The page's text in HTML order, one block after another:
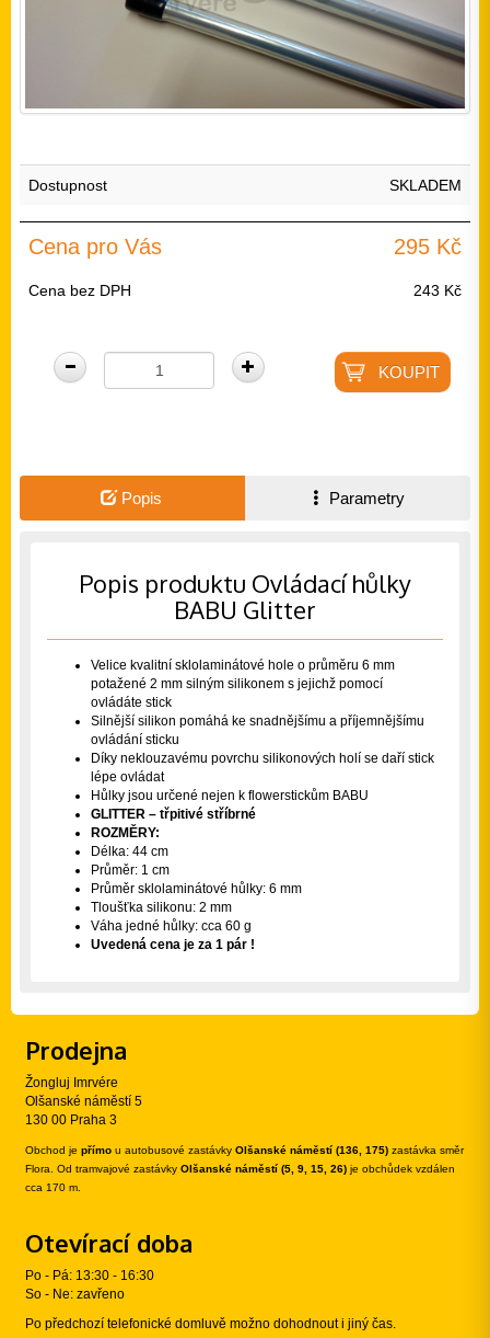
Dostupnost SKLADEM
Cena pro Vás 295 Kč
Cena bez DPH 243 Kč
Popis Parametry
Popis produktu Ovládací hůlky
BABU Glitter
Velice kvalitní sklolaminátové hole o průměru 6 mm
potažené 2 mm silným silikonem s jejichž pomocí
ovládáte stick
Silnější silikon pomáhá ke snadnějšímu a příjemnějšímu
ovládání sticku
Díky neklouzavému povrchu silikonových holí se daří stick
lépe ovládat
Hůlky jsou určené nejen k flowerstickům BABU
GLITTER – třpitivé stříbrné
ROZMĚRY:
Délka: 44 cm
Průměr: 1 cm
Průměr sklolaminátové hůlky: 6 mm
Tloušťka silikonu: 2 mm
Váha jedné hůlky: cca 60 g
Uvedená cena je za 1 pár !
Prodejna
Žongluj Imrvére
Olšanské náměstí 5
130 00 Praha 3
Obchod je přímo u autobusové zastávky Olšanské náměstí (136, 175) zastávka směr
Flora. Od tramvajové zastávky Olšanské náměstí (5, 9, 15, 26) je obchůdek vzdálen
cca 170 m.
Otevírací doba
Po - Pá: 13:30 - 16:30
So - Ne: zavřeno
Po předchozí telefonické domluvě možno dohodnout i jiný čas.